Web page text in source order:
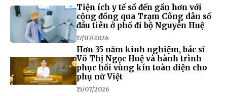
Tiện ích y tế số đến gần hơn với
cộng đồng qua Trạm Công dân số
đầu tiên ở phố đi bộ Nguyễn Huệ
17/07/2026
Hơn 35 năm kinh nghiệm, bác sĩ
Võ Thị Ngọc Huệ và hành trình
phục hồi vùng kín toàn diện cho
phụ nữ Việt
15/07/2026